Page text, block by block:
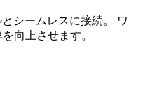
とシームレスに接続。 ワ
向上させます。